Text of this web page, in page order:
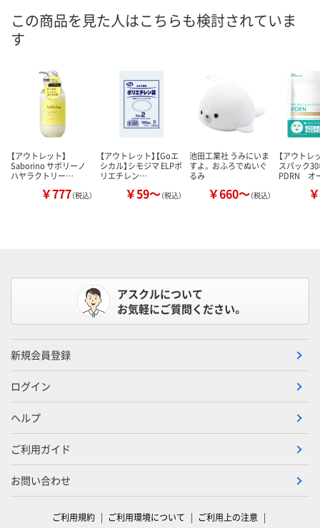
この商品を見た人はこちらも検討されていま
す
【アウトレット】
Saborino サボリーノ
ハヤラクトリー…
￥777（税込）
【アウトレット】【Goエ
シカル】シモジマ ELPポ
リエチレン…
￥59～（税込）
池田工業社 うみにいま
すよ。 おふろでぬいぐ
るみ
￥660～（税込）
【アウトレ
スパック
PDRN オ
アスクルについて
お気軽にご質問ください。
新規会員登録
ログイン
ヘルプ
ご利用ガイド
お問い合わせ
ご利用規約 ご利用環境について ご利用上の注意